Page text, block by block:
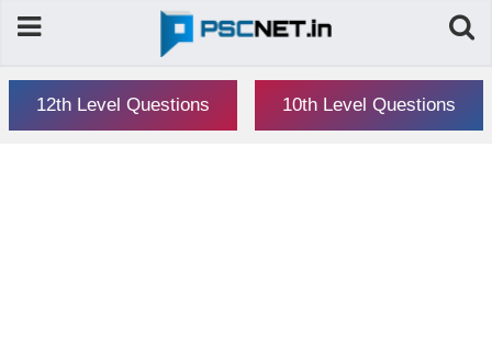
12th Level Questions 10th Level Questions